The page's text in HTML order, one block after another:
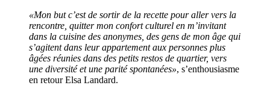
«Mon but c’est de sortir de la recette pour aller vers la
rencontre, quitter mon confort culturel en m’invitant
dans la cuisine des anonymes, des gens de mon âge qui
s’agitent dans leur appartement aux personnes plus
âgées réunies dans des petits restos de quartier, vers
une diversité et une parité spontanées», s’enthousiasme
en retour Elsa Landard.